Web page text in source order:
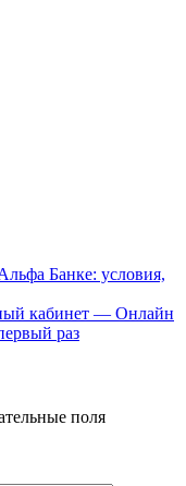
Банке: условия,
кабинет — Онлайн
раз
поля